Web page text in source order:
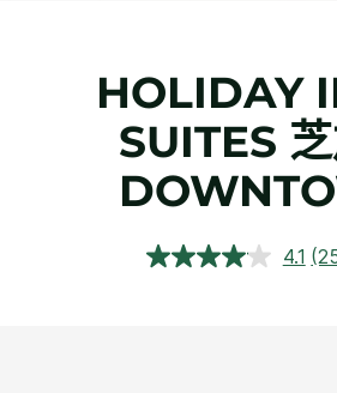
HOLIDAY
SUITES
4.1 阅